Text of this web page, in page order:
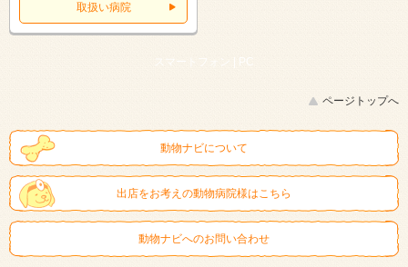
取扱い病院
スマートフォン | PC
ページトップへ
動物ナビについて
出店をお考えの動物病院様はこちら
動物ナビへのお問い合わせ